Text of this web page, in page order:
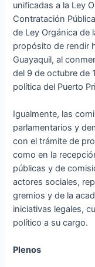
unificadas a la Ley
Contratación
de Ley Orgánica de
propósito de rendir
Guayaquil, al
del 9 de octubre de
política del Puerto
Igualmente, las
parlamentarios y
con el trámite de
como en la
públicas y de
actores sociales,
gremios y de la
iniciativas legales,
político a su cargo.
Plenos